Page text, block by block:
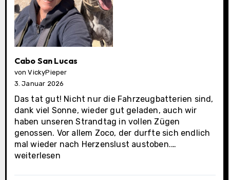
Cabo San Lucas
von VickyPieper
3. Januar 2026
Das tat gut! Nicht nur die Fahrzeugbatterien sind,
dank viel Sonne, wieder gut geladen, auch wir
haben unseren Strandtag in vollen Zügen
genossen. Vor allem Zoco, der durfte sich endlich
mal wieder nach Herzenslust austoben.…
weiterlesen